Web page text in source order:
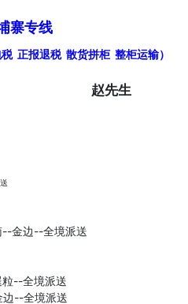
寨专线
税 正报退税 散货拼柜 整柜运输）
赵先生
金边--全境派送
--全境派送
--全境派送